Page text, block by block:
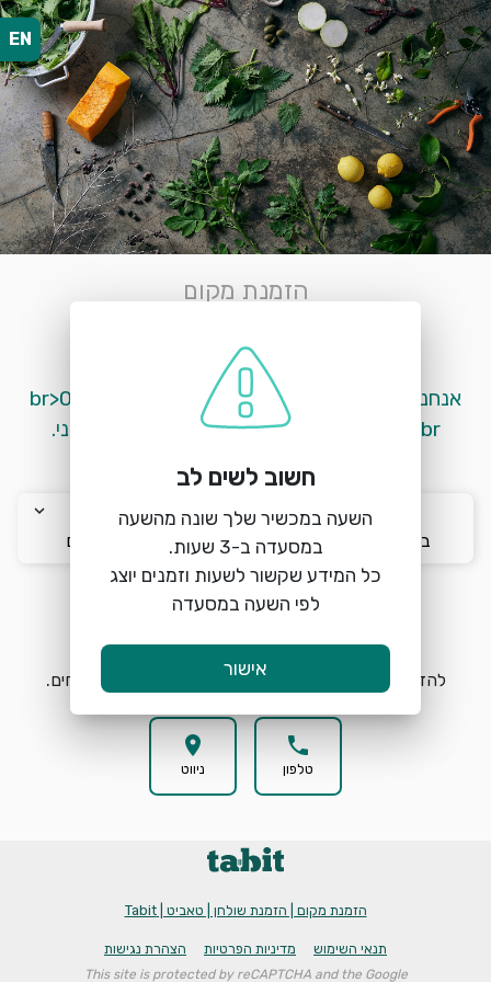
הזמנת מקום
קיבוץ גשר, אתר נהריים
אנחנו זמינות בוואטסאפ לכל שאלה: <br>054-355-
3251<br>ובין 9:00 – 12:00 גם במענה טלפוני.
keyboard_arrow_down
ב׳ 10/8
keyboard_arrow_down
12:30
keyboard_arrow_down
להזמנת מקום ברוטנברג בחרו תאריך, שעה וכמות אורחים.
phone
טלפון
location_on
ניווט
EN
הזמנת מקום | הזמנת שולחן | טאביט | Tabit
תנאי השימוש מדיניות הפרטיות הצהרת נגישות
This site is protected by reCAPTCHA and the Google
חשוב לשים לב
השעה במכשיר שלך שונה מהשעה
כל המידע שקשור לשעות וזמנים יוצג
לפי השעה במסעדה
אישור